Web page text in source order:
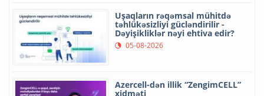
Uşaqların rəqəmsal mühitdə
təhlükəsizliyi gücləndirilir -
Dəyişikliklər nəyi ehtiva edir?
05-08-2026
Azercell-dən illik “ZengimCELL”
xidməti